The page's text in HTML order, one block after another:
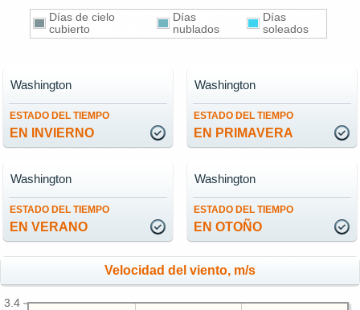
Días de cielo
cubierto
Días
nublados
Días
soleados
ESTADO DEL TIEMPO
EN INVIERNO
Washington
ESTADO DEL TIEMPO
EN PRIMAVERA
Washington
ESTADO DEL TIEMPO
EN VERANO
Washington
ESTADO DEL TIEMPO
EN OTOÑO
Washington
Velocidad del viento, m/s
3.4